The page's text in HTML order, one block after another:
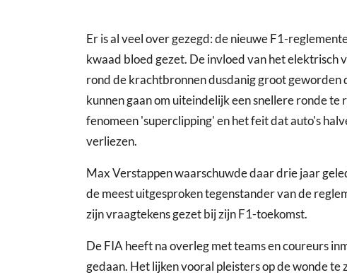
Er is al veel over gezegd: de nieuwe F1-
kwaad bloed gezet. De invloed van het elektrisch
rond de krachtbronnen dusdanig groot geworden
kunnen gaan om uiteindelijk een snellere ronde te
fenomeen 'superclipping' en het feit dat auto's
verliezen.
Max Verstappen waarschuwde daar drie jaar
de meest uitgesproken tegenstander van de
zijn vraagtekens gezet bij zijn F1-toekomst.
De FIA heeft na overleg met teams en coureurs
gedaan. Het lijken vooral pleisters op de wonde